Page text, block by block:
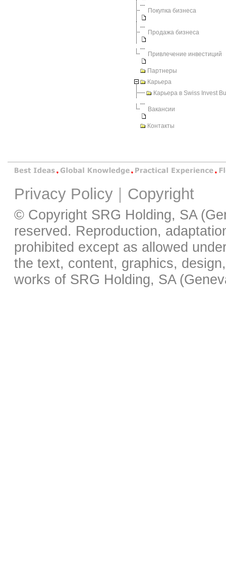
Покупка бизнеса
Продажа бизнеса
Привлечение инвестиций
Партнеры
Карьера
Карьера в Swiss Invest
Вакансии
Контакты
Privacy Policy Copyright
© Copyright SRG Holding, SA
reserved. Reproduction,
prohibited except as allowed
the text, content, graphics,
works of SRG Holding, SA